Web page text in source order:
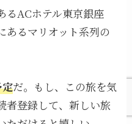
るACホテル東京銀座
あるマリオット系列の
だ。もし、この旅を気
者登録して、新しい旅